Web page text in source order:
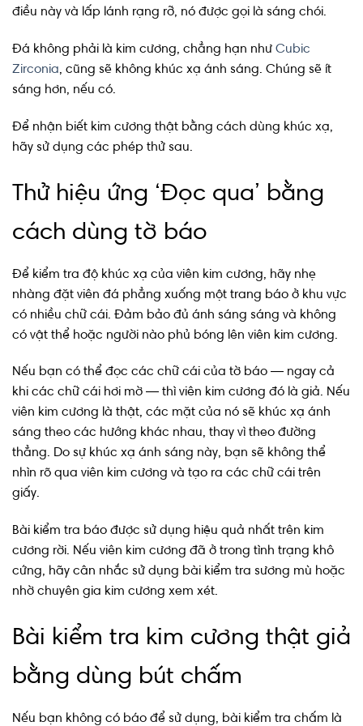
điều này và lấp lánh rạng rỡ, nó được gọi là sáng chói.
Đá không phải là kim cương, chẳng hạn như Cubic
Zirconia, cũng sẽ không khúc xạ ánh sáng. Chúng sẽ ít
sáng hơn, nếu có.
Để nhận biết kim cương thật bằng cách dùng khúc xạ,
hãy sử dụng các phép thử sau.
Thử hiệu ứng ‘Đọc qua’ bằng
cách dùng tờ báo
Để kiểm tra độ khúc xạ của viên kim cương, hãy nhẹ
nhàng đặt viên đá phẳng xuống một trang báo ở khu vực
có nhiều chữ cái. Đảm bảo đủ ánh sáng sáng và không
có vật thể hoặc người nào phủ bóng lên viên kim cương.
Nếu bạn có thể đọc các chữ cái của tờ báo — ngay cả
khi các chữ cái hơi mờ — thì viên kim cương đó là giả. Nếu
viên kim cương là thật, các mặt của nó sẽ khúc xạ ánh
sáng theo các hướng khác nhau, thay vì theo đường
thẳng. Do sự khúc xạ ánh sáng này, bạn sẽ không thể
nhìn rõ qua viên kim cương và tạo ra các chữ cái trên
giấy.
Bài kiểm tra báo được sử dụng hiệu quả nhất trên kim
cương rời. Nếu viên kim cương đã ở trong tình trạng khô
cứng, hãy cân nhắc sử dụng bài kiểm tra sương mù hoặc
nhờ chuyên gia kim cương xem xét.
Bài kiểm tra kim cương thật giả
bằng dùng bút chấm
Nếu bạn không có báo để sử dụng, bài kiểm tra chấm là